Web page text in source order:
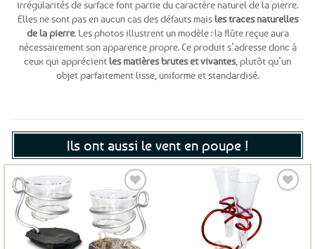
irrégularités de surface font partie du caractère naturel de la pierre.
Elles ne sont pas en aucun cas des défauts maisles traces naturelles
de la pierre. Les photos illustrent un modèle : la flûte reçue aura
nécessairement son apparence propre. Ce produit s’adresse donc à
ceux qui apprécientles matières brutes et vivantes, plutôt qu’un
objet parfaitement lisse, uniforme et standardisé.
Ils ont aussi le vent en poupe !
Ajouter
aux
favoris